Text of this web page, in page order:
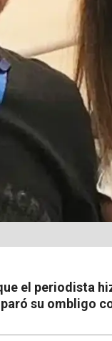
el periodista
su ombligo